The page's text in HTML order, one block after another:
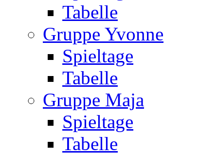
Tabelle
Gruppe Yvonne
Spieltage
Tabelle
Gruppe Maja
Spieltage
Tabelle